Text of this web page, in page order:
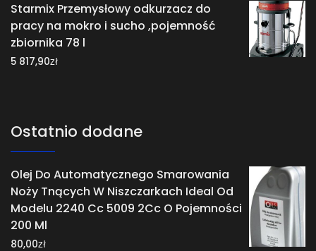
Starmix Przemysłowy odkurzacz do
pracy na mokro i sucho ,pojemność
zbiornika 78 l
5 817,90zł
Ostatnio dodane
Olej Do Automatycznego Smarowania
Noży Tnących W Niszczarkach Ideal Od
Modelu 2240 Cc 5009 2Cc O Pojemności
200 Ml
80,00zł